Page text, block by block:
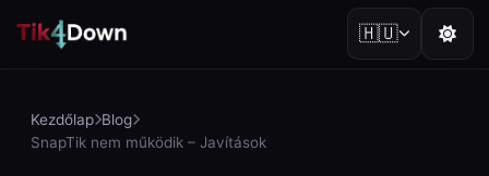
🇭🇺
Kezdőlap Blog
SnapTik nem működik – Javítások